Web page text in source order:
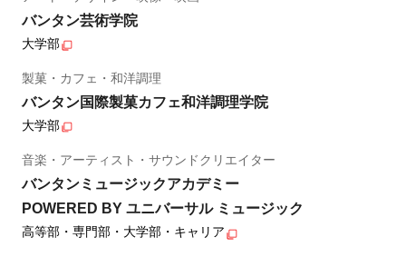
バンタン芸術学院
大学部
製菓・カフェ・和洋調理
バンタン国際製菓カフェ和洋調理学院
大学部
音楽・アーティスト・サウンドクリエイター
バンタンミュージックアカデミー
POWERED BY ユニバーサル ミュージック
高等部・専門部・大学部・キャリア